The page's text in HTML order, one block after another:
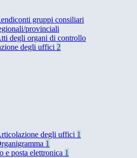
gruppi consiliari
provinciali
degli organi di controllo
degli uffici 2
degli uffici 1
1
e posta elettronica 1